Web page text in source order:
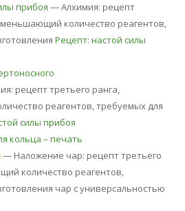
прибоя — Алхимия: рецепт
количество реагентов,
Рецепт: настой силы
рецепт третьего ранга,
реагентов, требуемых для
силы прибоя
кольца – печать
— Наложение чар: рецепт третьего
количество реагентов,
чар с универсальностью